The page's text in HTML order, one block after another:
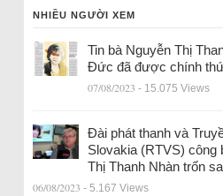
NHIỀU NGƯỜI XEM
Tin bà Nguyễn Thị
Đức đã được chính
07/08/2023 - 15.075 Views
Đài phát thanh và
Slovakia (RTVS) công
Thị Thanh Nhàn trốn
06/08/2023 - 5.167 Views